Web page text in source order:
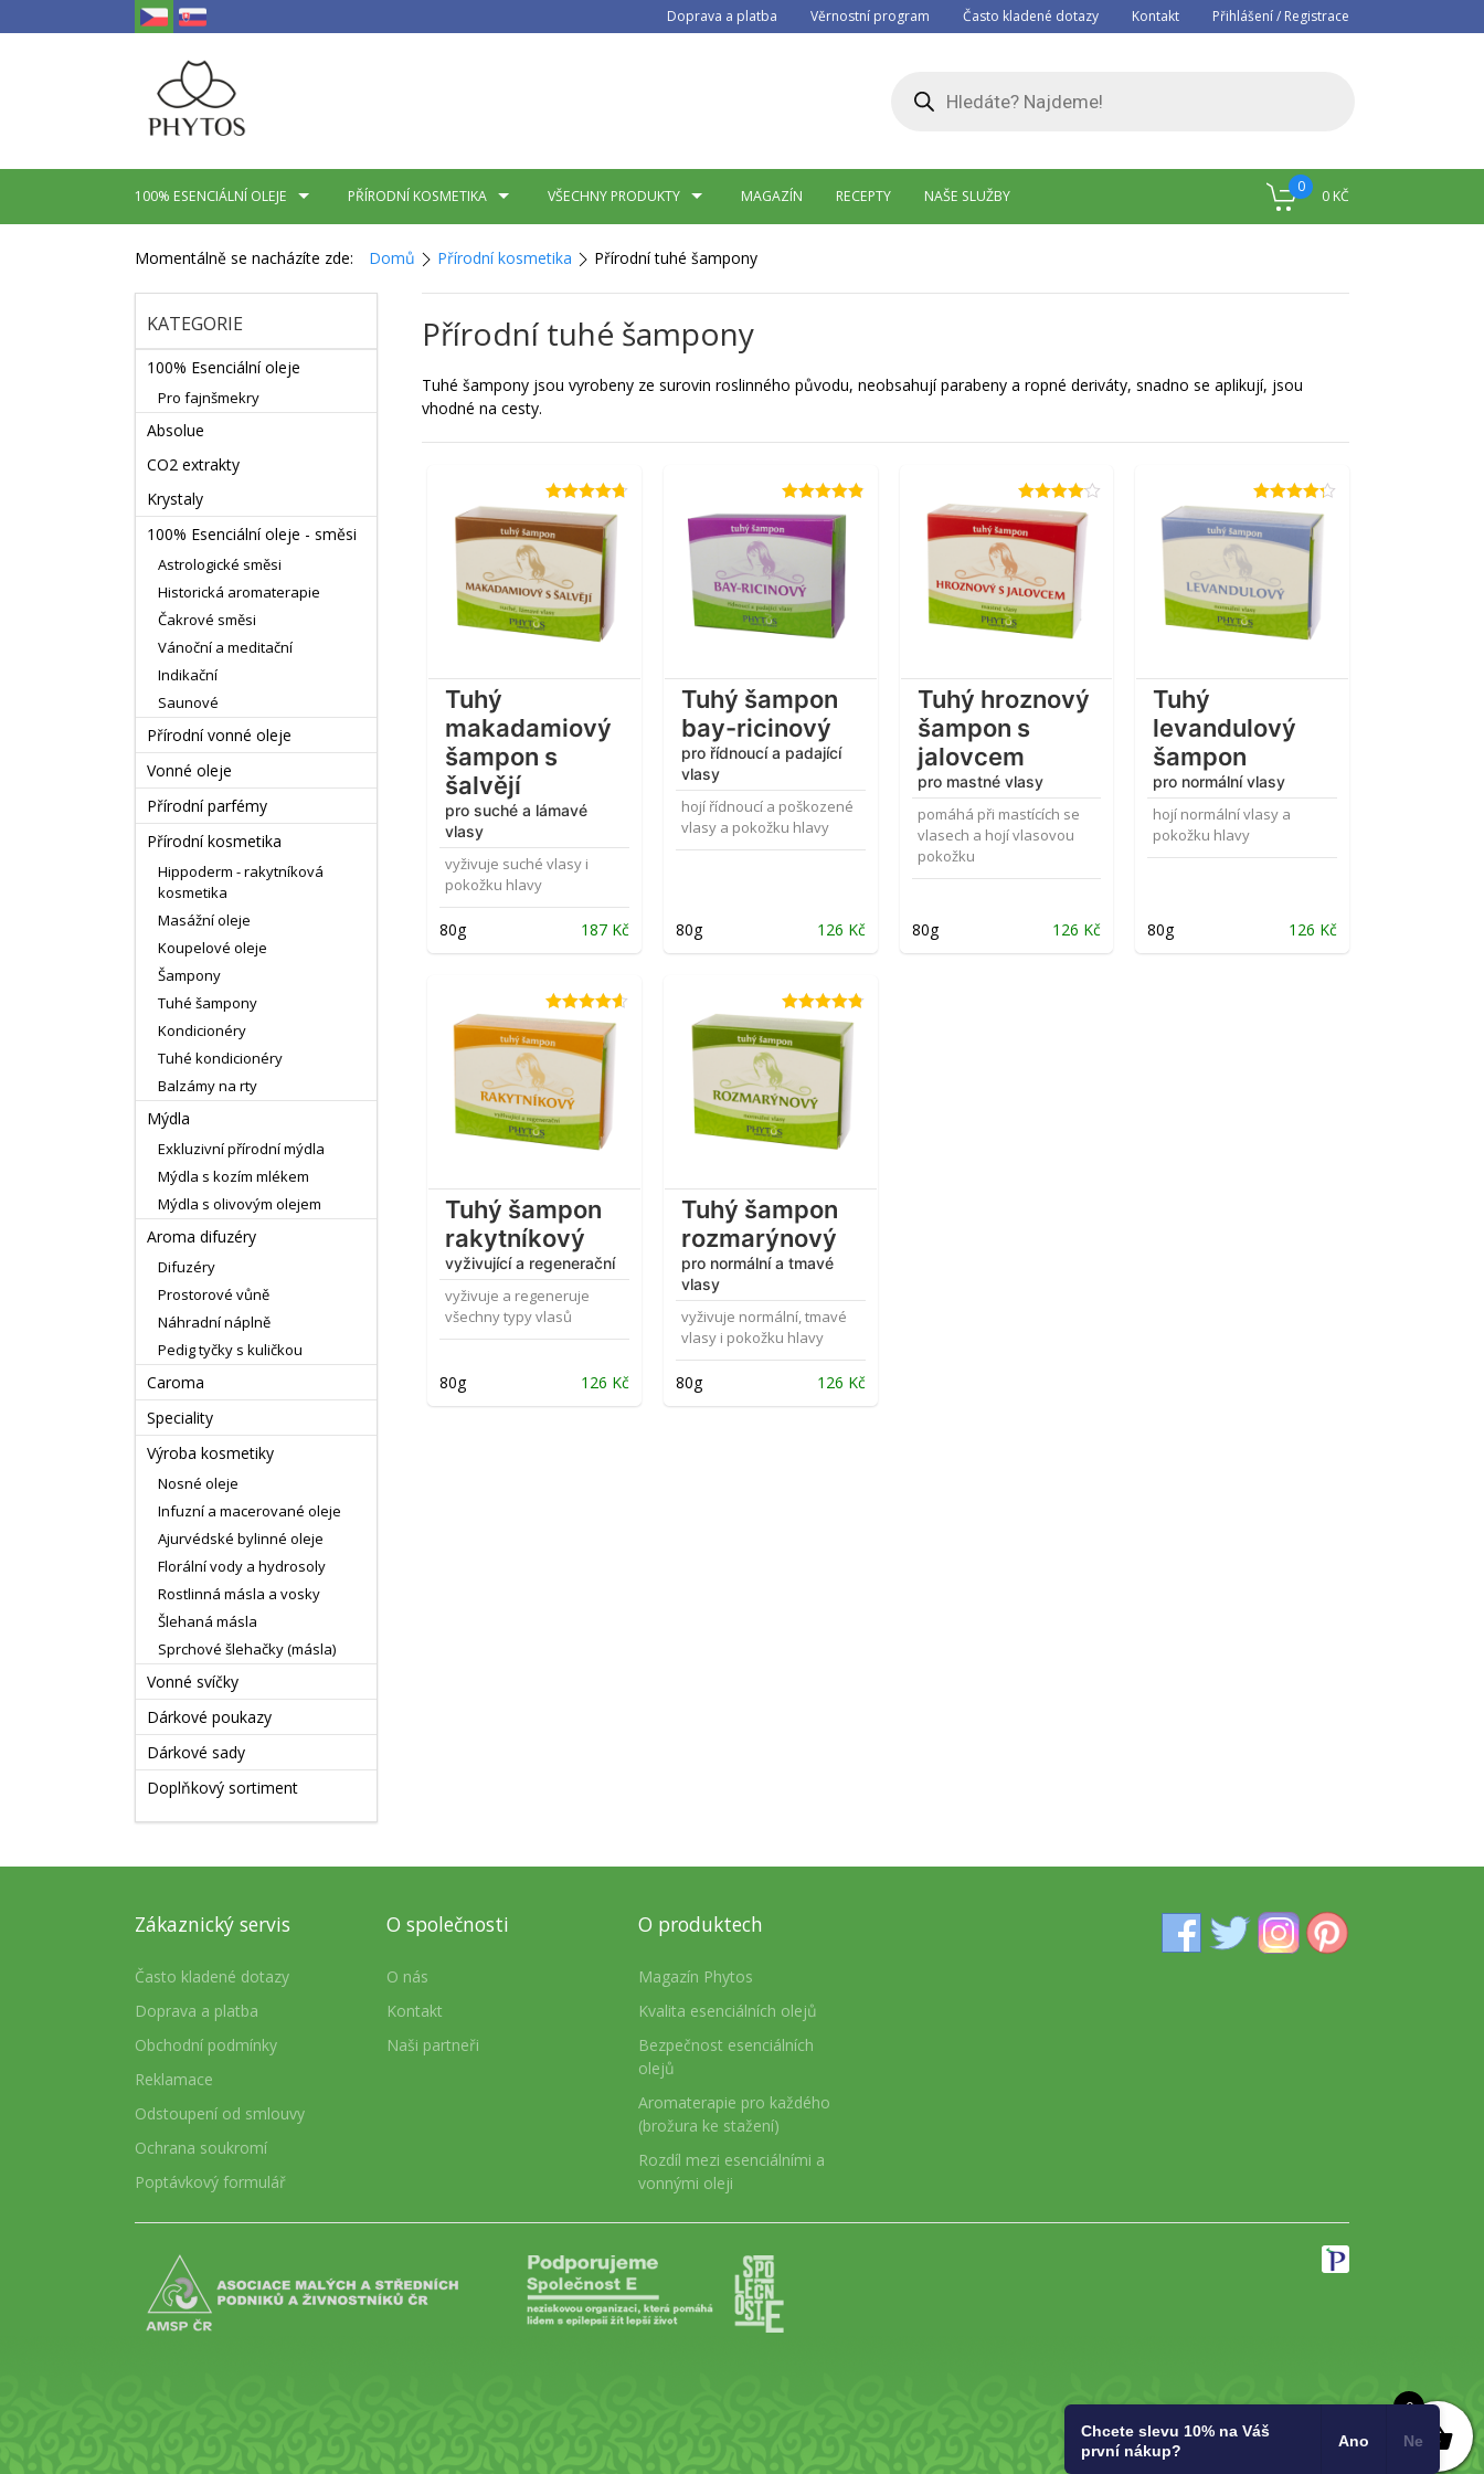
Doprava a platba Věrnostní program Často kladené dotazy Kontakt Přihlášení / Registrace
search
100% ESENCIÁLNÍ OLEJE PŘÍRODNÍ KOSMETIKA VŠECHNY PRODUKTY MAGAZÍN RECEPTY NAŠE SLUŽBY
0
0 KČ
Momentálně se nacházíte zde: Domů Přírodní kosmetika Přírodní tuhé šampony
KATEGORIE
100% Esenciální oleje
Pro fajnšmekry
Absolue
CO2 extrakty
Krystaly
100% Esenciální oleje - směsi
Astrologické směsi
Historická aromaterapie
Čakrové směsi
Vánoční a meditační
Indikační
Saunové
Přírodní vonné oleje
Vonné oleje
Přírodní parfémy
Přírodní kosmetika
Hippoderm - rakytníková
kosmetika
Masážní oleje
Koupelové oleje
Šampony
Tuhé šampony
Kondicionéry
Tuhé kondicionéry
Balzámy na rty
Mýdla
Exkluzivní přírodní mýdla
Mýdla s kozím mlékem
Mýdla s olivovým olejem
Aroma difuzéry
Difuzéry
Prostorové vůně
Náhradní náplně
Pedig tyčky s kuličkou
Caroma
Speciality
Výroba kosmetiky
Nosné oleje
Infuzní a macerované oleje
Ajurvédské bylinné oleje
Florální vody a hydrosoly
Rostlinná másla a vosky
Šlehaná másla
Sprchové šlehačky (másla)
Vonné svíčky
Dárkové poukazy
Dárkové sady
Doplňkový sortiment
Přírodní tuhé šampony
Tuhé šampony jsou vyrobeny ze surovin roslinného původu, neobsahují parabeny a ropné deriváty, snadno se aplikují, jsou
vhodné na cesty.
Tuhý
makadamiový
šampon s
šalvějí
pro suché a lámavé
vlasy
vyživuje suché vlasy i
pokožku hlavy
80g
Hodnocení
4.71z 5
187 Kč
Tuhý šampon
bay-ricinový
pro řídnoucí a padající
vlasy
hojí řídnoucí a poškozené
vlasy a pokožku hlavy
80g
Hodnocení
4.82
z 5
126 Kč
Tuhý hroznový
šampon s
jalovcem
pro mastné vlasy
pomáhá při mastících se
vlasech a hojí vlasovou
pokožku
80g
Hodnocení
4.08z 5
126 Kč
Tuhý
levandulový
šampon
pro normální vlasy
hojí normální vlasy a
pokožku hlavy
80g
Hodnocení
4.20z 5
126 Kč
Tuhý šampon
rakytníkový
vyživující a regenerační
vyživuje a regeneruje
všechny typy vlasů
80g
Hodnocení
4.55z 5
126 Kč
Tuhý šampon
rozmarýnový
pro normální a tmavé
vlasy
vyživuje normální, tmavé
vlasy i pokožku hlavy
80g
Hodnocení
4.78z 5
126 Kč
Zákaznický servis
Často kladené dotazy
Doprava a platba
Obchodní podmínky
Reklamace
Odstoupení od smlouvy
Ochrana soukromí
Poptávkový formulář
O společnosti
O nás
Kontakt
Naši partneři
O produktech
Magazín Phytos
Kvalita esenciálních olejů
Bezpečnost esenciálních
olejů
Aromaterapie pro každého
(brožura ke stažení)
Rozdíl mezi esenciálními a
vonnými oleji
0
Chcete slevu 10% na Váš
první nákup?
Ano Ne